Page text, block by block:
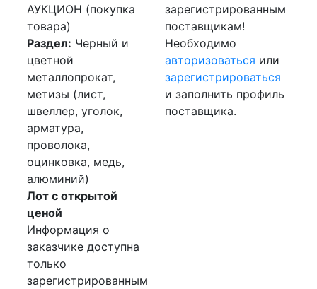
АУКЦИОН (покупка
товара)
Раздел: Черный и
цветной
металлопрокат,
метизы (лист,
швеллер, уголок,
арматура,
проволока,
оцинковка, медь,
алюминий)
Лот с открытой
ценой
Информация о
заказчике доступна
только
зарегистрированным
зарегистрированным
поставщикам!
Необходимо
авторизоваться или
зарегистрироваться
и заполнить профиль
поставщика.